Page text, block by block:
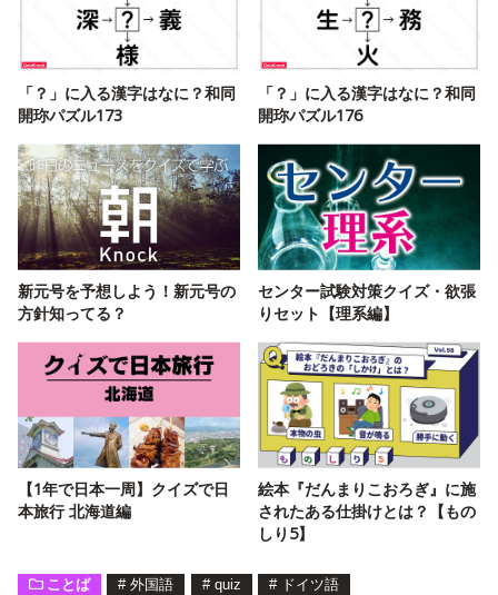
「？」に入る漢字はなに？和同
開珎パズル173
「？」に入る漢字はなに？和同
開珎パズル176
新元号を予想しよう！新元号の
方針知ってる？
センター試験対策クイズ・欲張
りセット【理系編】
【1年で日本一周】クイズで日
本旅行 北海道編
絵本『だんまりこおろぎ』に施
されたある仕掛けとは？【もの
しり5】
ことば # 外国語 # quiz # ドイツ語